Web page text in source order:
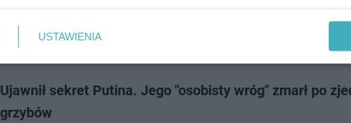
Ujawnił sekret Putina. Jego "osobisty wróg" zmarł po
grzybów
USTAWIENIA